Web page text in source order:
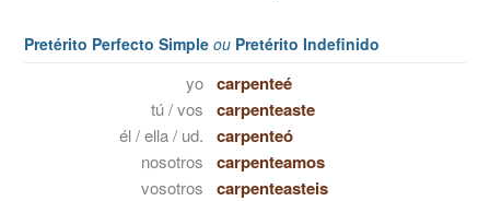
Pretérito Perfecto Simple ou Pretérito Indefinido
yo carpenteé
tú / vos carpenteaste
él / ella / ud. carpenteó
nosotros carpenteamos
vosotros carpenteasteis